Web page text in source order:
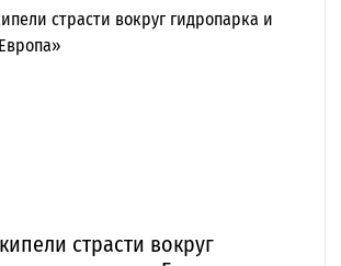
страсти вокруг